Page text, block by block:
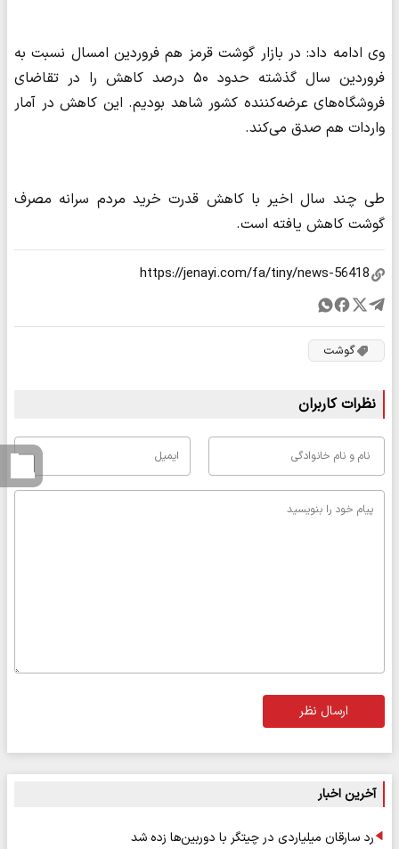
وی ادامه داد: در بازار گوشت قرمز هم فروردین امسال نسبت به
فروردین سال گذشته حدود ۵۰ درصد کاهش را در تقاضای
فروشگاه‌های عرضه‌کننده کشور شاهد بودیم. این کاهش در آمار
واردات هم صدق می‌کند.
طی چند سال اخیر با کاهش قدرت خرید مردم سرانه مصرف
گوشت کاهش یافته است.
گوشت
نظرات کاربران
ارسال نظر
آخرین اخبار
رد سارقان میلیاردی در چیتگر با دوربین‌ها زده شد